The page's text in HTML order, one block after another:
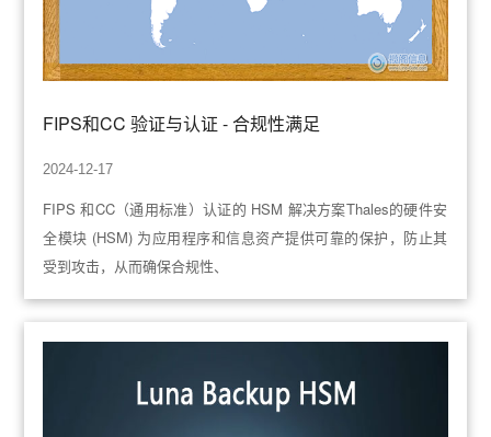
FIPS和CC 验证与认证 - 合规性满足
2024-12-17
FIPS 和CC（通用标准）认证的 HSM 解决方案Thales的硬件安
全模块 (HSM) 为应用程序和信息资产提供可靠的保护，防止其
受到攻击，从而确保合规性、